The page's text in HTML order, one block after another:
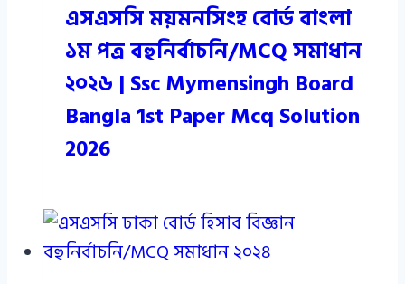
এসএসসি ময়মনসিংহ বোর্ড বাংলা
১ম পত্র বহুনির্বাচনি/MCQ সমাধান
২০২৬ | Ssc Mymensingh Board
Bangla 1st Paper Mcq Solution
2026